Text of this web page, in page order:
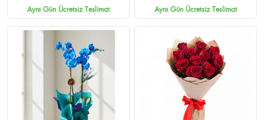
Aynı Gün Ücretsiz Teslimat Aynı Gün Ücretsiz Teslimat